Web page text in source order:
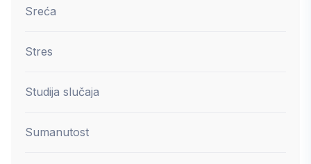
Sreća
Stres
Studija slučaja
Sumanutost